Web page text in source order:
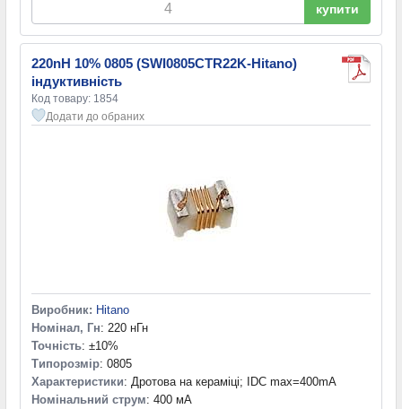
купити
220nH 10% 0805 (SWI0805CTR22K-Hitano)
індуктивність
Код товару: 1854
Додати до обраних
Виробник: Hitano
Номінал, Гн: 220 нГн
Точність: ±10%
Типорозмір: 0805
Характеристики: Дротова на кераміці; IDC max=400mA
Номінальний струм: 400 мА